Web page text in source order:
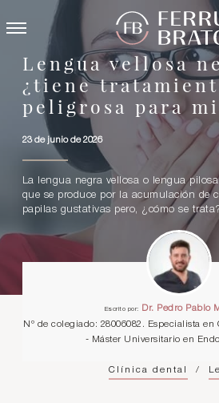
Lengua vellosa
¿tiene
peligrosa para
23 de junio de 2026
La lengua negra vellosa o lengua
que se produce por la acumulación de
papilas gustativas pero, ¿cómo se
Escrito por:
Dr. Pedro Pablo
Nº de colegiado: 28006082. Especialista en
- Máster Universitario en
Clínica dental /